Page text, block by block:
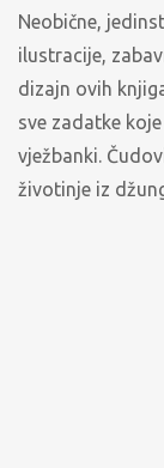
Neobične,
ilustracije,
dizajn ovih
sve zadatke
vježbanki.
životinje iz